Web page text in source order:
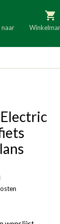
naar
Italië